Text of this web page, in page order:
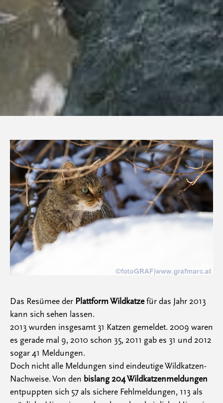
Das Resümee der Plattform Wildkatzefür das Jahr 2013
kann sich sehen lassen.
2013 wurden insgesamt 31 Katzen gemeldet. 2009 waren
es gerade mal 9, 2010 schon 35, 2011 gab es 31 und 2012
sogar 41 Meldungen.
Doch nicht alle Meldungen sind eindeutige Wildkatzen-
Nachweise. Von den bislang 204 Wildkatzenmeldungen
entpuppten sich 57 als sichere Fehlmeldungen, 113 als